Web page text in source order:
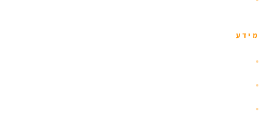
מידע
אודות
הזוהר הצפוני
איסלנד עם ילדים